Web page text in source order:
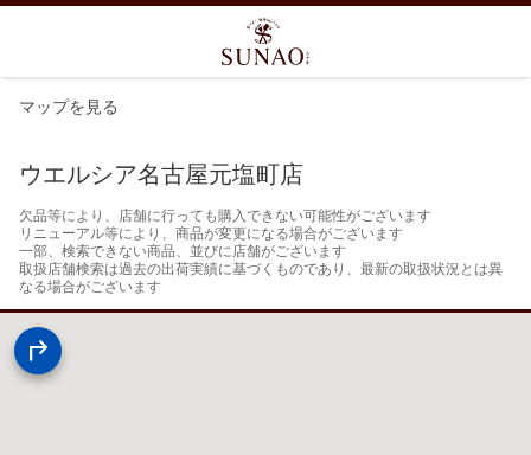
マップを見る
ウエルシア名古屋元塩町店
欠品等により、店舗に行っても購入できない可能性がございます
リニューアル等により、商品が変更になる場合がございます
一部、検索できない商品、並びに店舗がございます
取扱店舗検索は過去の出荷実績に基づくものであり、最新の取扱状況とは異
なる場合がございます